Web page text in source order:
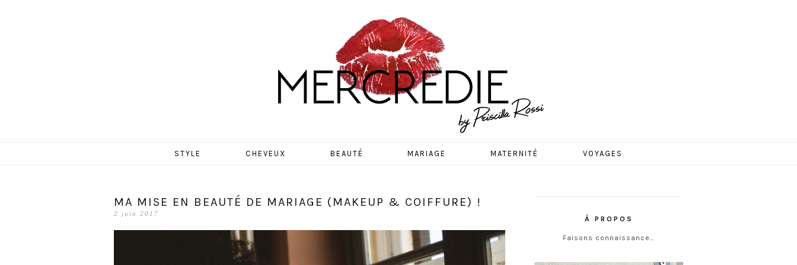
MERCREDIE
STYLE CHEVEUX BEAUTÉ MARIAGE MATERNITÉ VOYAGES
MA MISE EN BEAUTÉ DE MARIAGE (MAKEUP & COIFFURE) !
2 juin 2017
À PROPOS
Faisons connaissance…